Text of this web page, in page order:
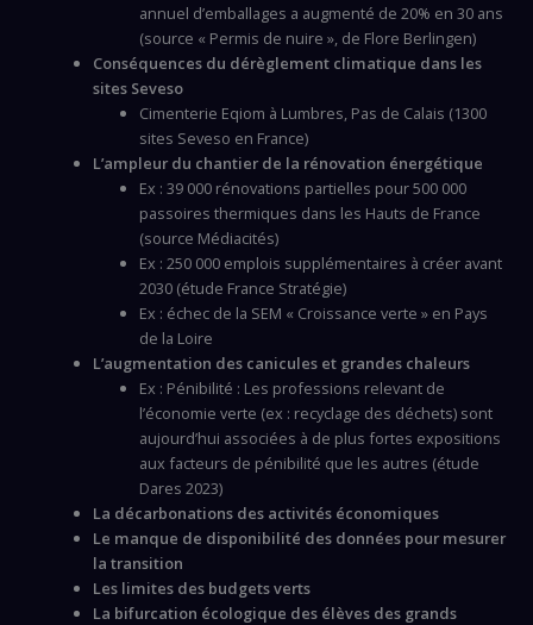
annuel d’emballages a augmenté de 20% en 30 ans
(source « Permis de nuire », de Flore Berlingen)
Conséquences du dérèglement climatique dans les
sites Seveso
Cimenterie Eqiom à Lumbres, Pas de Calais (1300
sites Seveso en France)
L’ampleur du chantier de la rénovation énergétique
Ex : 39 000 rénovations partielles pour 500 000
passoires thermiques dans les Hauts de France
(source Médiacités)
Ex : 250 000 emplois supplémentaires à créer avant
2030 (étude France Stratégie)
Ex : échec de la SEM « Croissance verte » en Pays
de la Loire
L’augmentation des canicules et grandes chaleurs
Ex : Pénibilité : Les professions relevant de
l’économie verte (ex : recyclage des déchets) sont
aujourd’hui associées à de plus fortes expositions
aux facteurs de pénibilité que les autres (étude
Dares 2023)
La décarbonations des activités économiques
Le manque de disponibilité des données pour mesurer
la transition
Les limites des budgets verts
La bifurcation écologique des élèves des grands